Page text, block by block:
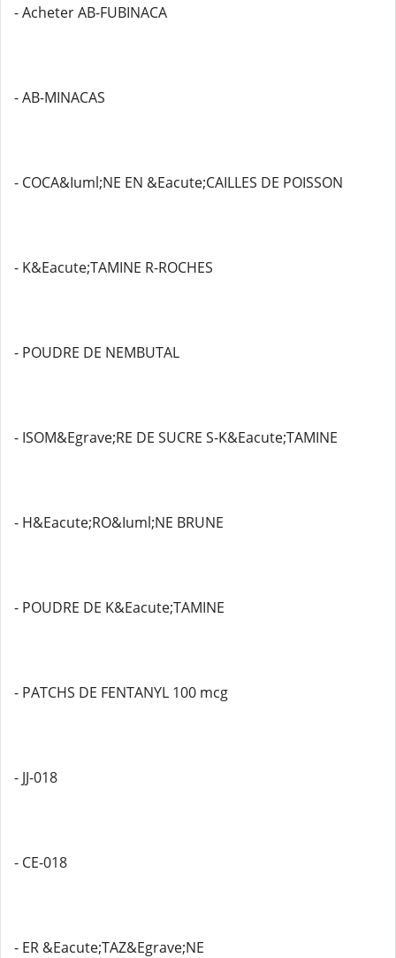
- Acheter AB-FUBINACA
- AB-MINACAS
- COCA&Iuml;NE EN &Eacute;CAILLES DE POISSON
- K&Eacute;TAMINE R-ROCHES
- POUDRE DE NEMBUTAL
- ISOM&Egrave;RE DE SUCRE S-K&Eacute;TAMINE
- H&Eacute;RO&Iuml;NE BRUNE
- POUDRE DE K&Eacute;TAMINE
- PATCHS DE FENTANYL 100 mcg
- JJ-018
- CE-018
- ER &Eacute;TAZ&Egrave;NE